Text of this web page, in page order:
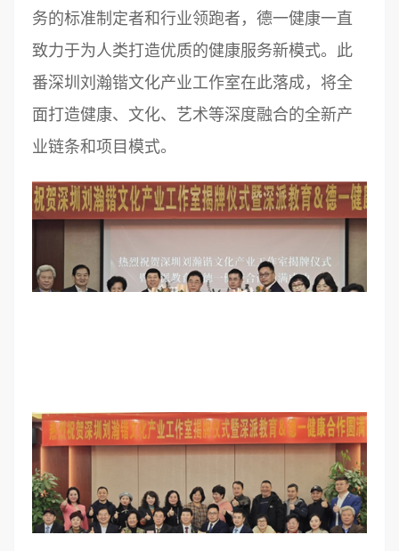
务的标准制定者和行业领跑者，德一健康一直
致力于为人类打造优质的健康服务新模式。此
番深圳刘瀚锴文化产业工作室在此落成，将全
面打造健康、文化、艺术等深度融合的全新产
业链条和项目模式。